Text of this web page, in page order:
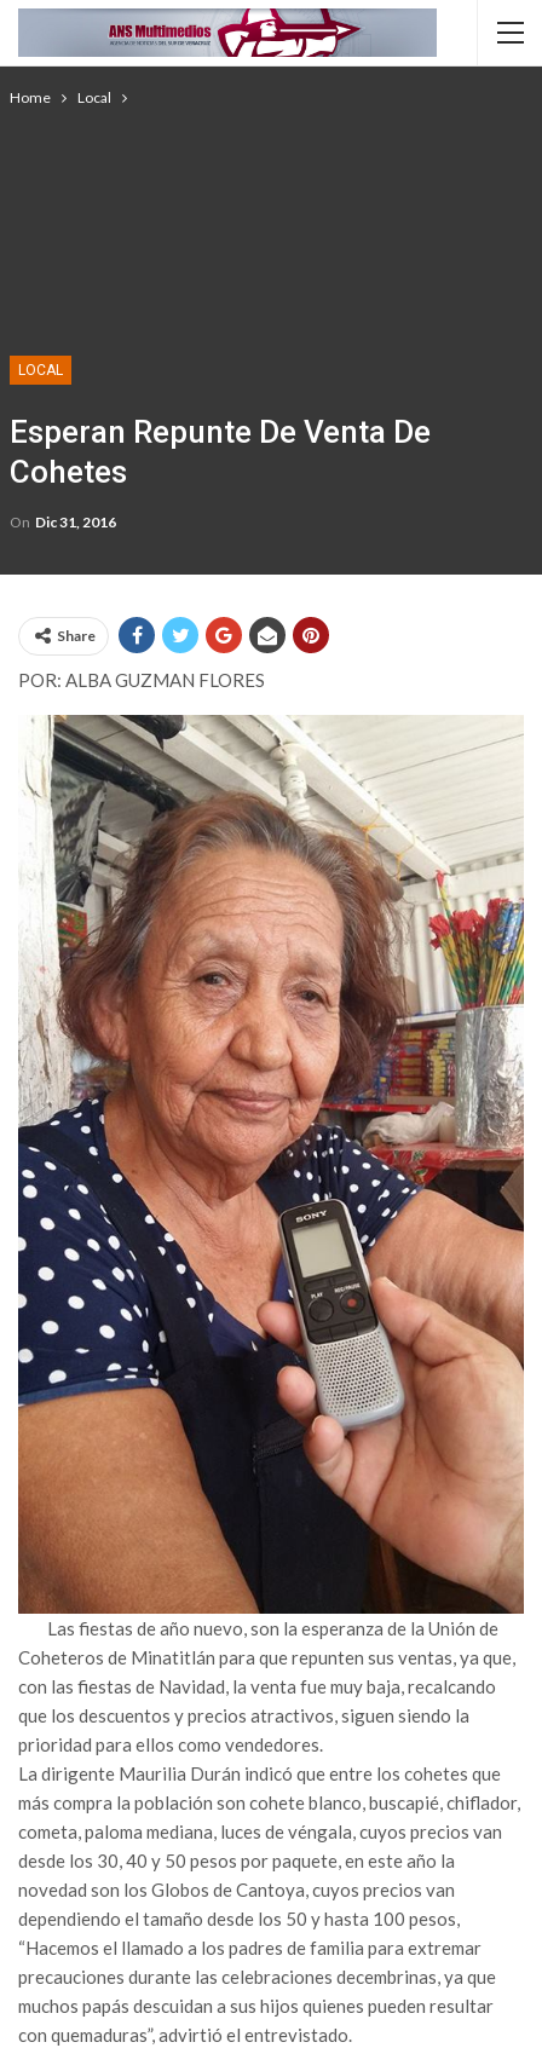
Home Local
LOCAL
Esperan Repunte De Venta De
Cohetes
On Dic 31, 2016
Share
​POR: ALBA GUZMAN FLORES
Las fiestas de año nuevo, son la esperanza de la Unión de
Coheteros de Minatitlán para que repunten sus ventas, ya que,
con las fiestas de Navidad, la venta fue muy baja, recalcando
que los descuentos y precios atractivos, siguen siendo la
prioridad para ellos como vendedores.
La dirigente Maurilia Durán indicó que entre los cohetes que
más compra la población son cohete blanco, buscapié, chiflador,
cometa, paloma mediana, luces de véngala, cuyos precios van
desde los 30, 40 y 50 pesos por paquete, en este año la
novedad son los Globos de Cantoya, cuyos precios van
dependiendo el tamaño desde los 50 y hasta 100 pesos,
“Hacemos el llamado a los padres de familia para extremar
precauciones durante las celebraciones decembrinas, ya que
muchos papás descuidan a sus hijos quienes pueden resultar
con quemaduras”, advirtió el entrevistado.